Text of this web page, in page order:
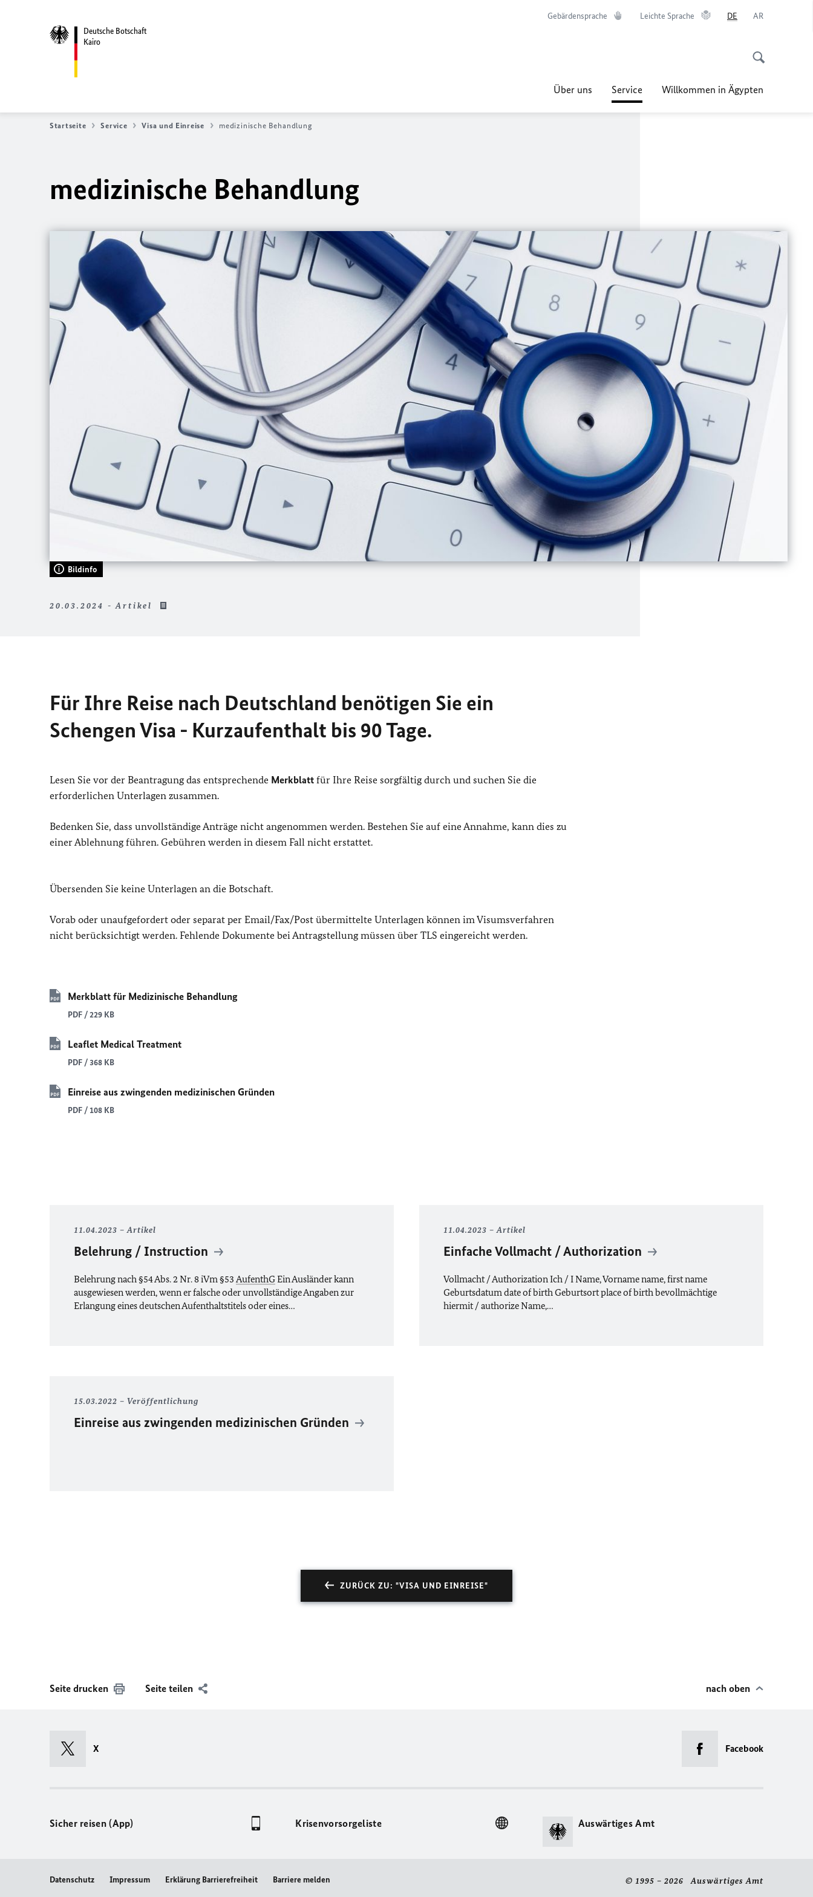
Deutsche Botschaft
Kairo
Gebärdensprache Leichte Sprache DE AR
Über uns Service Willkommen in Ägypten
Startseite Service Visa und Einreise medizinische Behandlung
medizinische Behandlung
Bildinfo
20.03.2024 - Artikel
Für Ihre Reise nach Deutschland benötigen Sie ein
Schengen Visa - Kurzaufenthalt bis 90 Tage.
Lesen Sie vor der Beantragung das entsprechende Merkblatt für Ihre Reise sorgfältig durch und suchen Sie die
erforderlichen Unterlagen zusammen.
Bedenken Sie, dass unvollständige Anträge nicht angenommen werden. Bestehen Sie auf eine Annahme, kann dies zu
einer Ablehnung führen. Gebühren werden in diesem Fall nicht erstattet.
Übersenden Sie keine Unterlagen an die Botschaft.
Vorab oder unaufgefordert oder separat per Email/Fax/Post übermittelte Unterlagen können im Visumsverfahren
nicht berücksichtigt werden. Fehlende Dokumente bei Antragstellung müssen über TLS eingereicht werden.
Merkblatt für Medizinische Behandlung
PDF / 229 KB
Leaflet Medical Treatment
PDF / 368 KB
Einreise aus zwingenden medizinischen Gründen
PDF / 108 KB
11.04.2023 Artikel
Belehrung / Instruction
Belehrung nach §54 Abs. 2 Nr. 8 iVm §53 AufenthGEin Ausländer kann
ausgewiesen werden, wenn er falsche oder unvollständige Angaben zur
Erlangung eines deutschen Aufenthaltstitels oder eines…
11.04.2023 Artikel
Einfache Vollmacht / Authorization
Vollmacht / Authorization Ich / I Name, Vorname name, first name
Geburtsdatum date of birth Geburtsort place of birth bevollmächtige
hiermit / authorize Name,…
15.03.2022 Veröffentlichung
Einreise aus zwingenden medizinischen Gründen
ZURÜCK ZU: "VISA UND EINREISE"
Seite drucken Seite teilen nach oben
X Facebook
Sicher reisen (App) Krisenvorsorgeliste Auswärtiges Amt
Datenschutz Impressum Erklärung Barrierefreiheit Barriere melden © 1995 – 2026 Auswärtiges Amt